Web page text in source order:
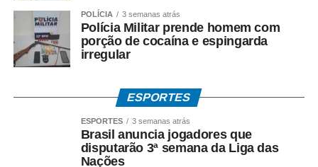
Fonte: EBC Saúde
COMENTE ABAIXO:
WhatsApp
Facebook
Twitter
Messenger
LinkedIn
Share
POLÍCIA 3 semanas atrás
Polícia Militar prende homem com
porção de cocaína e espingarda
irregular
ESPORTES
ESPORTES 3 semanas atrás
Brasil anuncia jogadores que
disputarão 3ª semana da Liga das
Nações